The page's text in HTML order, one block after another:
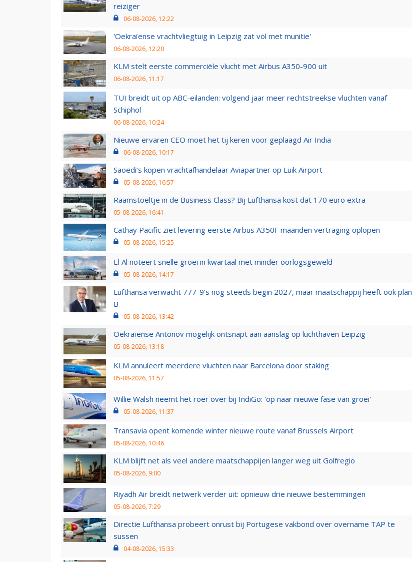
reiziger
06-08-2026, 12:22
'Oekraïense vrachtvliegtuig in Leipzig zat vol met munitie'
06-08-2026, 12:20
KLM stelt eerste commerciële vlucht met Airbus A350-900 uit
06-08-2026, 11:17
TUI breidt uit op ABC-eilanden: volgend jaar meer rechtstreekse vluchten vanaf
Schiphol
06-08-2026, 10:24
Nieuwe ervaren CEO moet het tij keren voor geplaagd Air India
06-08-2026, 10:17
Saoedi’s kopen vrachtafhandelaar Aviapartner op Luik Airport
05-08-2026, 16:57
Raamstoeltje in de Business Class? Bij Lufthansa kost dat 170 euro extra
05-08-2026, 16:41
Cathay Pacific ziet levering eerste Airbus A350F maanden vertraging oplopen
05-08-2026, 15:25
El Al noteert snelle groei in kwartaal met minder oorlogsgeweld
05-08-2026, 14:17
Lufthansa verwacht 777-9’s nog steeds begin 2027, maar maatschappij heeft ook plan
B
05-08-2026, 13:42
Oekraïense Antonov mogelijk ontsnapt aan aanslag op luchthaven Leipzig
05-08-2026, 13:18
KLM annuleert meerdere vluchten naar Barcelona door staking
05-08-2026, 11:57
Willie Walsh neemt het roer over bij IndiGo: 'op naar nieuwe fase van groei'
05-08-2026, 11:37
Transavia opent komende winter nieuwe route vanaf Brussels Airport
05-08-2026, 10:46
KLM blijft net als veel andere maatschappijen langer weg uit Golfregio
05-08-2026, 9:00
Riyadh Air breidt netwerk verder uit: opnieuw drie nieuwe bestemmingen
05-08-2026, 7:29
Directie Lufthansa probeert onrust bij Portugese vakbond over overname TAP te
sussen
04-08-2026, 15:33